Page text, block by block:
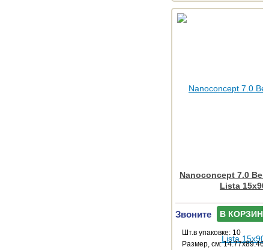
Nanoconcept 7.0
Lista 15x90
Звоните В КОРЗИНУ
Шт.в упаковке: 10
Размер, см: 14.77x89.46